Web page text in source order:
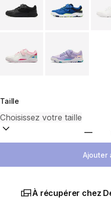
Taille
Ajouter
À récupérer chez